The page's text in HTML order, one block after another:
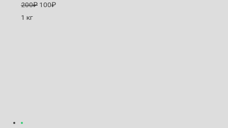
200₽ 100₽
1 кг